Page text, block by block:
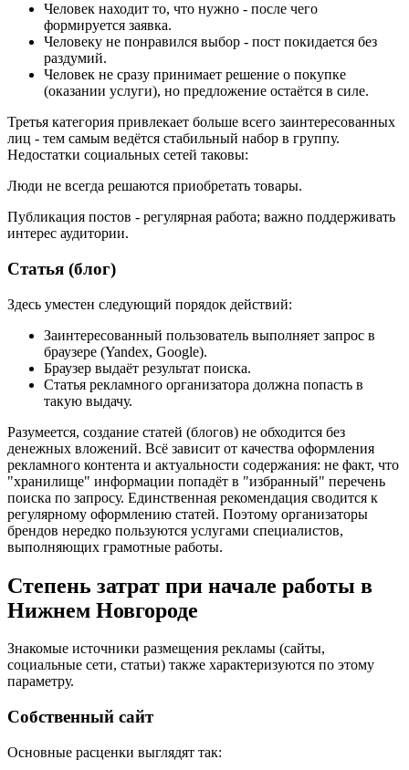
Человек находит то, что нужно - после чего
формируется заявка.
Человеку не понравился выбор - пост покидается без
раздумий.
Человек не сразу принимает решение о покупке
(оказании услуги), но предложение остаётся в силе.
Третья категория привлекает больше всего заинтересованных
лиц - тем самым ведётся стабильный набор в группу.
Недостатки социальных сетей таковы:
Люди не всегда решаются приобретать товары.
Публикация постов - регулярная работа; важно поддерживать
интерес аудитории.
Статья (блог)
Здесь уместен следующий порядок действий:
Заинтересованный пользователь выполняет запрос в
браузере (Yandex, Google).
Браузер выдаёт результат поиска.
Статья рекламного организатора должна попасть в
такую выдачу.
Разумеется, создание статей (блогов) не обходится без
денежных вложений. Всё зависит от качества оформления
рекламного контента и актуальности содержания: не факт, что
"хранилище" информации попадёт в "избранный" перечень
поиска по запросу. Единственная рекомендация сводится к
регулярному оформлению статей. Поэтому организаторы
брендов нередко пользуются услугами специалистов,
выполняющих грамотные работы.
Степень затрат при начале работы в
Нижнем Новгороде
Знакомые источники размещения рекламы (сайты,
социальные сети, статьи) также характеризуются по этому
параметру.
Собственный сайт
Основные расценки выглядят так: